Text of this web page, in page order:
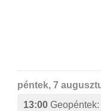
péntek, 7
13:00